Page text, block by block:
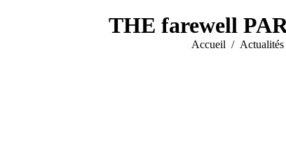
THE farewell
Vous êtes ici :
Accueil